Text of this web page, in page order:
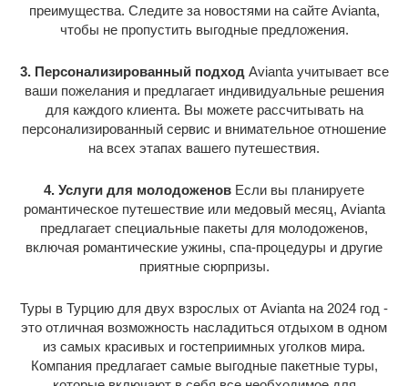
преимущества. Следите за новостями на сайте Avianta,
чтобы не пропустить выгодные предложения.
3. Персонализированный подход Avianta учитывает все
ваши пожелания и предлагает индивидуальные решения
для каждого клиента. Вы можете рассчитывать на
персонализированный сервис и внимательное отношение
на всех этапах вашего путешествия.
4. Услуги для молодоженов Если вы планируете
романтическое путешествие или медовый месяц, Avianta
предлагает специальные пакеты для молодоженов,
включая романтические ужины, спа-процедуры и другие
приятные сюрпризы.
Туры в Турцию для двух взрослых от Avianta на 2024 год -
это отличная возможность насладиться отдыхом в одном
из самых красивых и гостеприимных уголков мира.
Компания предлагает самые выгодные пакетные туры,